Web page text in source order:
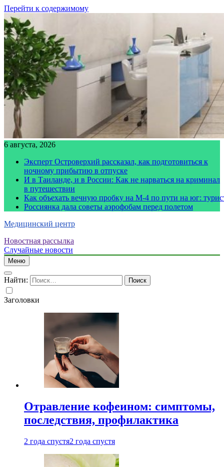
Перейти к содержимому
6 августа, 2026
Эксперт Островерхий рассказал, как подготовиться к
ночному прибытию в отпуске
И в Таиланде, и в России: Как не нарваться на криминал
в путешествии
Как объехать вечную пробку на М-4 по пути на юг:
Россиянка дала советы аэрофобам перед полетом
Медицинский центр
Новостная рассылка
Случайные новости
Меню
Найти:
Заголовки
Отравление кофеином: симптомы,
последствия, профилактика
2 года спустя2 года спустя